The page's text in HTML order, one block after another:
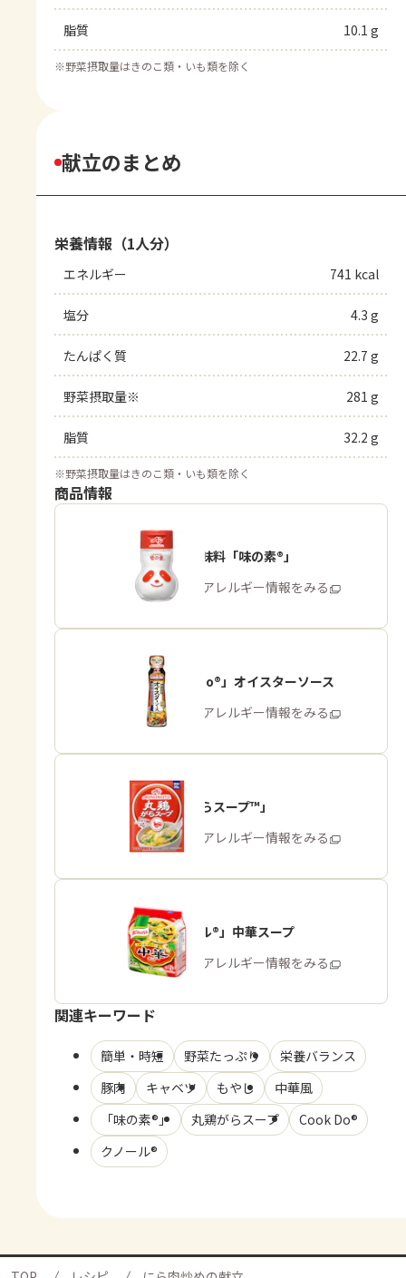
脂質 10.1 g
※野菜摂取量はきのこ類・いも類を除く
献立のまとめ
栄養情報（1人分）
エネルギー 741 kcal
塩分 4.3 g
たんぱく質 22.7 g
野菜摂取量※ 281 g
脂質 32.2 g
※野菜摂取量はきのこ類・いも類を除く
商品情報
うま味調味料「味の素®」
商品・アレルギー情報をみる
「Cook Do®」オイスターソース
商品・アレルギー情報をみる
「丸鶏がらスープ™」
商品・アレルギー情報をみる
「クノール®」中華スープ
商品・アレルギー情報をみる
関連キーワード
簡単・時短 野菜たっぷり
栄養バランス
豚肉
キャベツ もやし
中華風
「味の素®」
丸鶏がらスープ
Cook Do®
クノール®